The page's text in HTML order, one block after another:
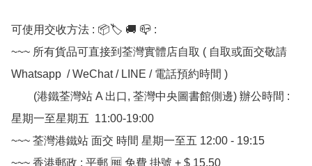
可使用交收方法 : 📦🏷 🚚 📪 :
~~~ 所有貨品可直接到荃灣實體店自取 ( 自取或面交敬請
Whatsapp  / WeChat / LINE / 電話預約時間 )
星期一至星期五  11:00-19:00
~~~ 荃灣港鐵站 面交 時間 星期一至五 12:00 - 19:15
~~~ 香港郵政 : 平郵 🆓 免費 掛號 + $ 15.50